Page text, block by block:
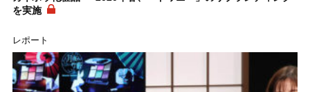
を実施
レポート